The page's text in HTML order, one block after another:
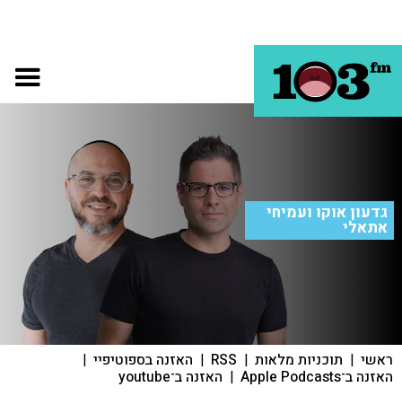
גדעון אוקו ועמיחי
אתאלי
ראשי | תוכניות מלאות |
RSS
| האזנה בספוטיפיי |
האזנה ב־Apple Podcasts | האזנה ב־youtube